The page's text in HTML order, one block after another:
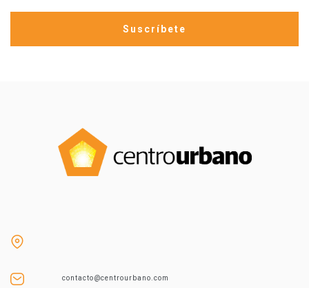
contacto@centrourbano.com